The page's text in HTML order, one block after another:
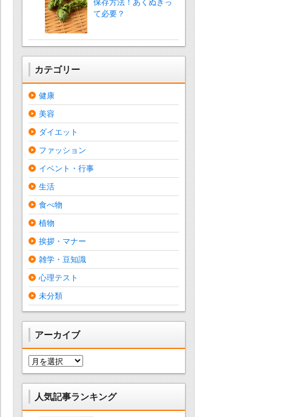
保存方法！あくぬきっ
て必要？
カテゴリー
健康
美容
ダイエット
ファッション
イベント・行事
生活
食べ物
植物
挨拶・マナー
雑学・豆知識
心理テスト
未分類
アーカイブ
ア
ー
カ
ブ
人気記事ランキング